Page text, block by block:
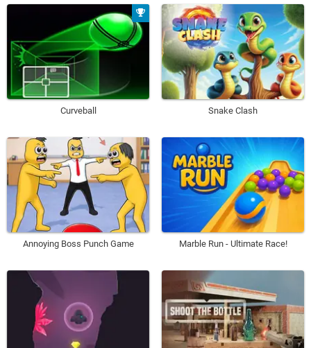
Curveball Snake Clash
Annoying Boss Punch Game Marble Run - Ultimate Race!